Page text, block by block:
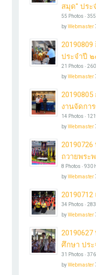
สมุด" ประ
55 Photos ‧
byWebmaster
ประจำปี
21 Photos ‧
byWebmaster
งานจัดกา
14 Photos ‧
byWebmaster
ถวายพระ
8 Photos ‧ 930
byWebmaster
34 Photos ‧
byWebmaster
ศึกษา ประ
31 Photos ‧
byWebmaster